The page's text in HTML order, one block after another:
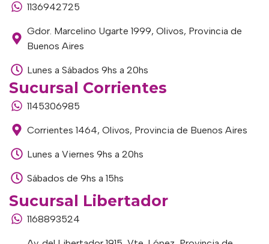
1136942725
Gdor. Marcelino Ugarte 1999, Olivos, Provincia de
Buenos Aires
Lunes a Sábados 9hs a 20hs
Sucursal Corrientes
1145306985
Corrientes 1464, Olivos, Provincia de Buenos Aires
Lunes a Viernes 9hs a 20hs
Sábados de 9hs a 15hs
Sucursal Libertador
1168893524